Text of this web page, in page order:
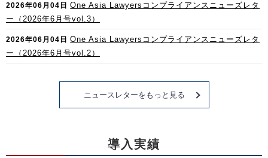
2026年06月04日
One Asia Lawyersコンプライアンスニューズレタ
ー（2026年6月号vol.3）
2026年06月04日
One Asia Lawyersコンプライアンスニューズレタ
ー（2026年6月号vol.2）
ニュースレターをもっと見る
導入実績